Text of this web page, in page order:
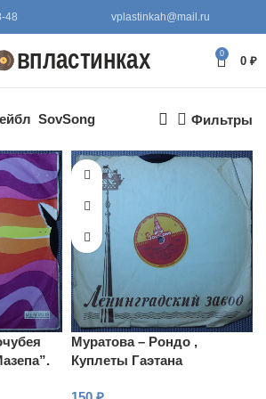
48 vplastinkah@mail.ru
0
0 ₽
SovSong Фильтры
Муратова – Рондо ,
Куплеты Гаэтана